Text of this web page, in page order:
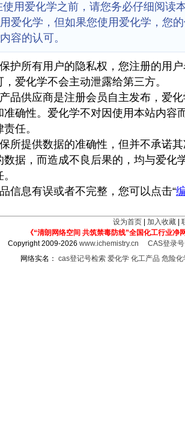
用爱化学之前，请您务必仔细阅读
爱化学，但如果您使用爱化学，您
容的认可。
护所有用户的隐私权，您注册的用
爱化学不会主动泄露给第三方。
品供应商是注册会员自主发布，爱
准确性。爱化学不对因使用本站内容
任。
所提供数据的准确性，但并不承诺
数据，而造成不良后果的，均与爱化
信息有误或者不完整，您可以点击“
设为首页 加入收藏
《“清朗网络空间 共筑禁毒防线”全国化工行业净
Copyright 2009-2026www.ichemistry.cn
CAS登录
网络实名： cas登记号检索 爱化学 化工产品 危险化